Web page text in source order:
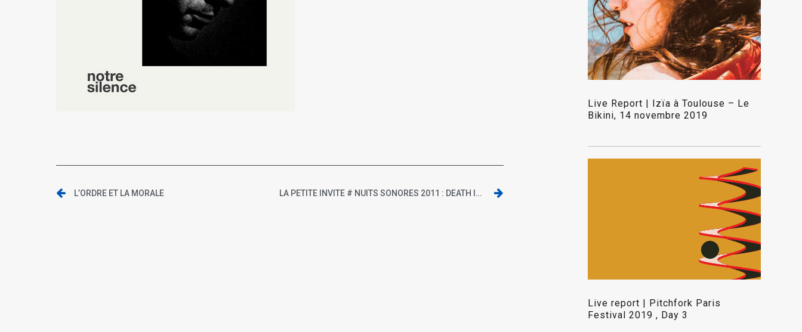
L’ORDRE ET LA MORALE LA PETITE INVITE # NUITS SONORES 2011 : DEATH IN VEGAS & CHILLY GONZALES
Live Report | Izïa à Toulouse – Le
Bikini, 14 novembre 2019
Live report | Pitchfork Paris
Festival 2019 , Day 3